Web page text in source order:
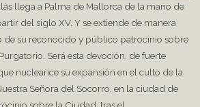
llega a Palma de Mallorca de la mano de
del siglo XV. Y se extiende de manera
de su reconocido y público patrocinio sobre
Será esta devoción, de fuerte
nuclearice su expansión en el culto de la
Señora del Socorro, en la ciudad de